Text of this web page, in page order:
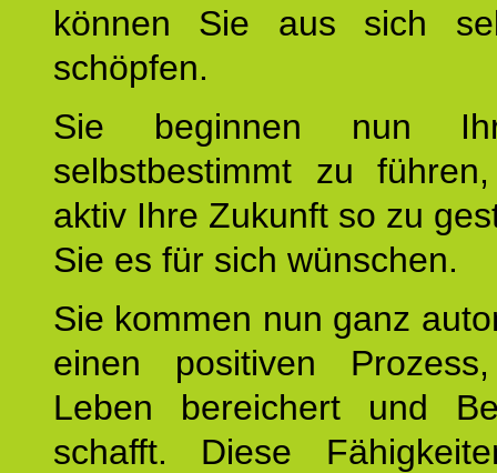
können Sie aus sich
schöpfen.
Sie beginnen nun
selbstbestimmt zu
aktiv Ihre Zukunft so zu
Sie es für sich wünschen.
Sie kommen nun ganz
einen positiven
Leben bereichert und
schafft. Diese